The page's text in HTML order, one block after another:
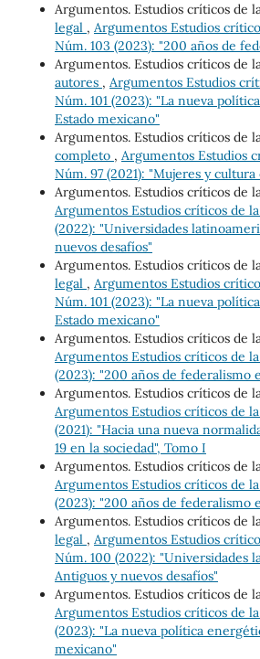
Argumentos. Estudios críticos de
legal , Argumentos Estudios
Núm. 103 (2023): "200 años de
Argumentos. Estudios críticos de
autores , Argumentos Estudios
Núm. 101 (2023): "La nueva
Estado mexicano"
Argumentos. Estudios críticos de
completo , Argumentos Estudios
Núm. 97 (2021): "Mujeres y
Argumentos. Estudios críticos de
Argumentos Estudios críticos de
(2022): "Universidades
nuevos desafíos"
Argumentos. Estudios críticos de
legal , Argumentos Estudios
Núm. 101 (2023): "La nueva
Estado mexicano"
Argumentos. Estudios críticos de
Argumentos Estudios críticos de
(2023): "200 años de federalismo
Argumentos. Estudios críticos de
Argumentos Estudios críticos de
(2021): "Hacia una nueva
19 en la sociedad", Tomo I
Argumentos. Estudios críticos de
Argumentos Estudios críticos de
(2023): "200 años de federalismo
Argumentos. Estudios críticos de
legal , Argumentos Estudios
Núm. 100 (2022): "Universidades
Antiguos y nuevos desafíos"
Argumentos. Estudios críticos de
Argumentos Estudios críticos de la
(2023): "La nueva política
mexicano"